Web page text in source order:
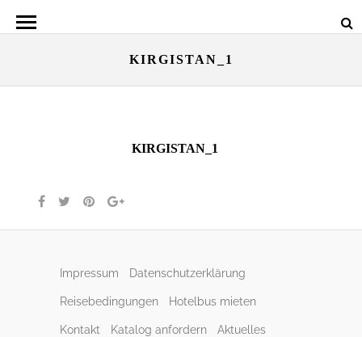
KIRGISTAN_1
KIRGISTAN_1
Impressum Datenschutzerklärung
Reisebedingungen Hotelbus mieten
Kontakt Katalog anfordern Aktuelles